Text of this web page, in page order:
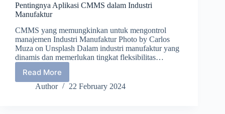
Pentingnya Aplikasi CMMS dalam Industri
Manufaktur
CMMS yang memungkinkan untuk mengontrol
manajemen Industri Manufaktur Photo by Carlos
Muza on Unsplash Dalam industri manufaktur yang
dinamis dan memerlukan tingkat fleksibilitas…
Read MorePentingnya
Aplikasi
Author 22 February 2024